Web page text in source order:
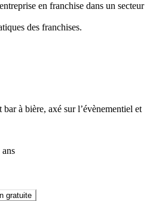
en franchise dans un secteur
des franchises.
à bière, axé sur l’évènementiel et
gratuite